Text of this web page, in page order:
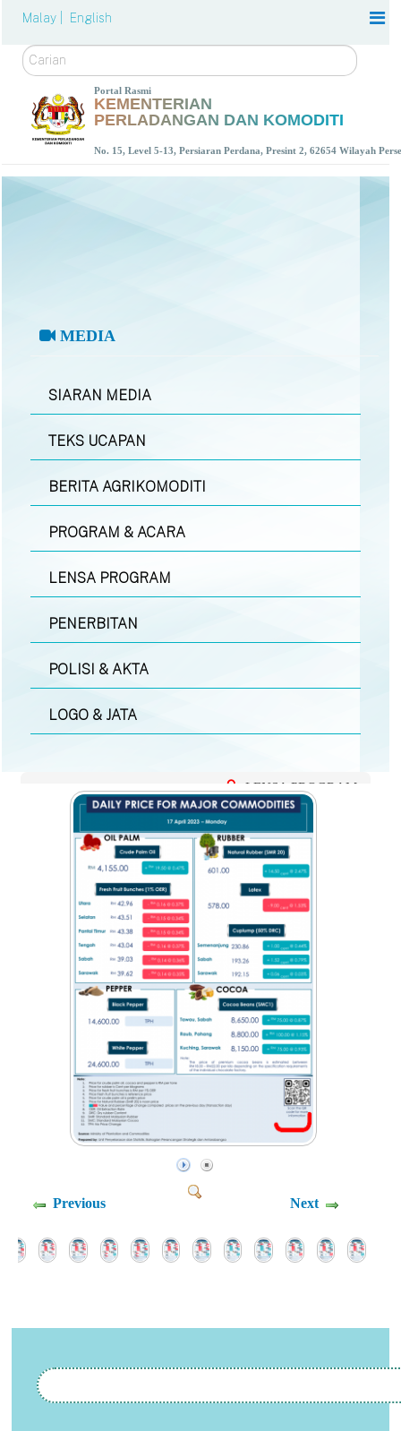
Malay | English
Carian
Portal Rasmi
KEMENTERIAN
PERLADANGAN DAN KOMODITI
No. 15, Level 5-13, Persiaran Perdana, Presint 2, 62654 Wilayah
MEDIA
SIARAN MEDIA
TEKS UCAPAN
BERITA AGRIKOMODITI
PROGRAM & ACARA
LENSA PROGRAM
PENERBITAN
POLISI & AKTA
LOGO & JATA
LENSA PROGRAM
Previous Next